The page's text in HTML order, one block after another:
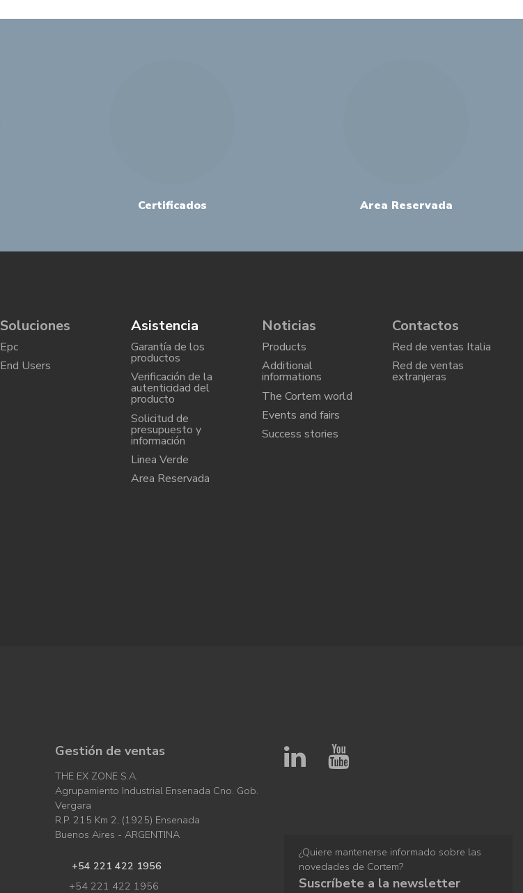
Certificados Area Reservada
Soluciones
Epc
End Users
Asistencia
Garantía de los
productos
Verificación de la
autenticidad del
producto
Solicitud de
presupuesto y
información
Linea Verde
Area Reservada
Noticias
Products
Additional
informations
The Cortem world
Events and fairs
Success stories
Contactos
Red de ventas Italia
Red de ventas
extranjeras
Gestión de ventas
THE EX ZONE S.A.
Agrupamiento Industrial Ensenada Cno. Gob.
Vergara
R.P. 215 Km 2, (1925) Ensenada
Buenos Aires - ARGENTINA
+54 221 422 1956
+54 221 422 1956
¿Quiere mantenerse informado sobre las
novedades de Cortem?
Suscríbete a la newsletter